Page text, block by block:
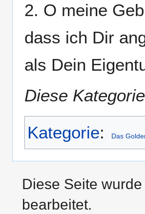
2. O meine
dass ich Dir
als Dein
Diese
Kategorie: Das
Diese Seite
bearbeitet.